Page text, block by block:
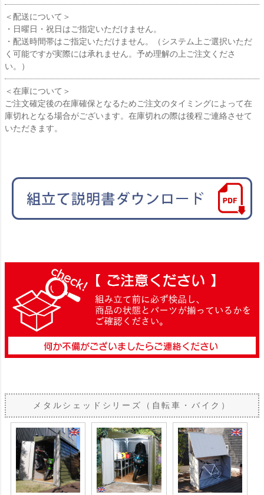
＜配送について＞
・日曜日・祝日はご指定いただけません。
・配送時間帯はご指定いただけません。（システム上ご選択いただ
く可能ですが実際には承れません。予め理解の上ご注文くださ
い。）
＜在庫について＞
ご注文確定後の在庫確保となるためご注文のタイミングによって在
庫切れとなる場合がございます。在庫切れの際は後程ご連絡させて
いただきます。
メタルシェッドシリーズ（自転車・バイク）